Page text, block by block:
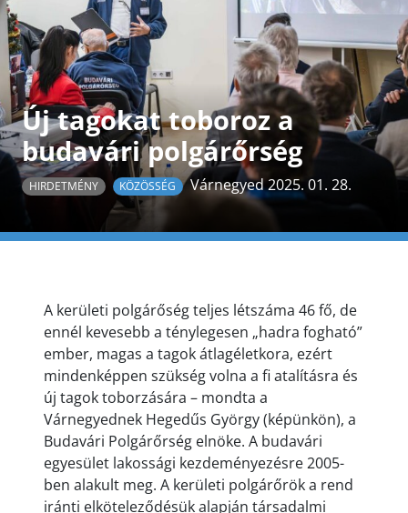
Új tagokat toboroz a
budavári polgárőrség
HIRDETMÉNY KÖZÖSSÉG Várnegyed 2025. 01. 28.
A kerületi polgárőség teljes létszáma 46 fő, de
ennél kevesebb a ténylegesen „hadra fogható”
ember, magas a tagok átlagéletkora, ezért
mindenképpen szükség volna a fi atalításra és
új tagok toborzására – mondta a
Várnegyednek Hegedűs György (képünkön), a
Budavári Polgárőrség elnöke. A budavári
egyesület lakossági kezdeményezésre 2005-
ben alakult meg. A kerületi polgárőrök a rend
iránti elköteleződésük alapján társadalmi